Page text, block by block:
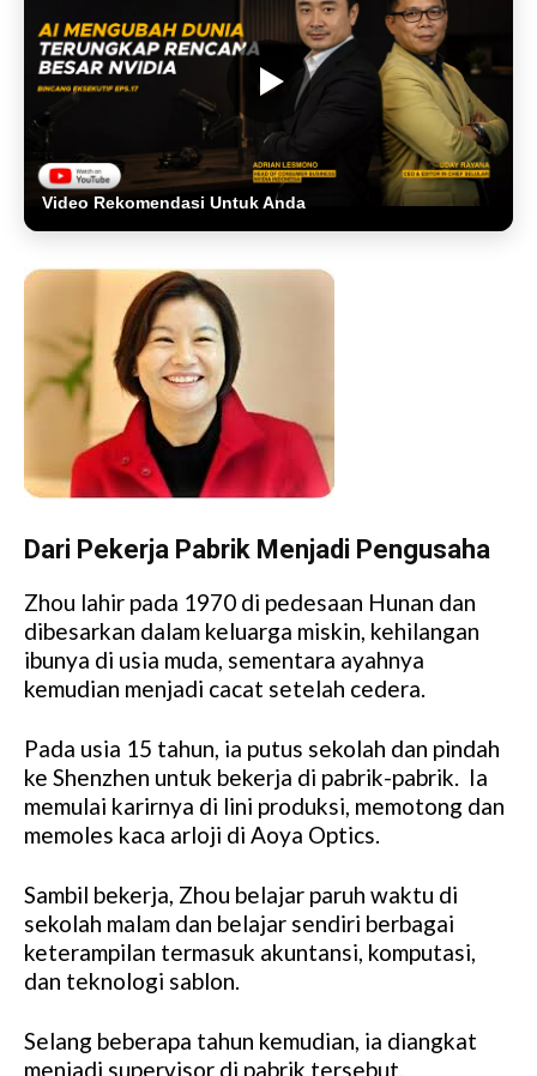
Video Rekomendasi Untuk Anda
Dari Pekerja Pabrik Menjadi Pengusaha
Zhou lahir pada 1970 di pedesaan Hunan dan
dibesarkan dalam keluarga miskin, kehilangan
ibunya di usia muda, sementara ayahnya
kemudian menjadi cacat setelah cedera.
Pada usia 15 tahun, ia putus sekolah dan pindah
ke Shenzhen untuk bekerja di pabrik-pabrik. Ia
memulai karirnya di lini produksi, memotong dan
memoles kaca arloji di Aoya Optics.
Sambil bekerja, Zhou belajar paruh waktu di
sekolah malam dan belajar sendiri berbagai
keterampilan termasuk akuntansi, komputasi,
dan teknologi sablon.
Selang beberapa tahun kemudian, ia diangkat
menjadi supervisor di pabrik tersebut.